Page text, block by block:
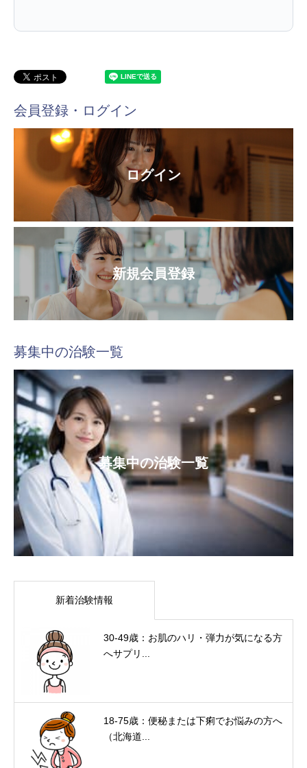
会員登録・ログイン
ログイン
新規会員登録
募集中の治験一覧
募集中の治験一覧
新着治験情報
30-49歳：お肌のハリ・弾力が気になる方
へサプリ...
18-75歳：便秘または下痢でお悩みの方へ
（北海道...